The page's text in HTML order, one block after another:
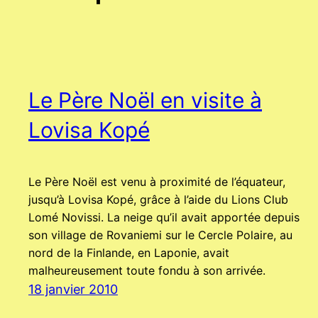
Le Père Noël en visite à
Lovisa Kopé
Le Père Noël est venu à proximité de l’équateur,
jusqu’à Lovisa Kopé, grâce à l’aide du Lions Club
Lomé Novissi. La neige qu’il avait apportée depuis
son village de Rovaniemi sur le Cercle Polaire, au
nord de la Finlande, en Laponie, avait
malheureusement toute fondu à son arrivée.
18 janvier 2010